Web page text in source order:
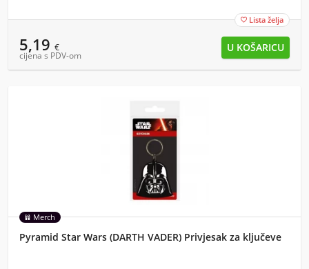
 Lista želja
5,19 €
cijena s PDV-om
Merch
Pyramid Star Wars (DARTH VADER) Privjesak za ključeve